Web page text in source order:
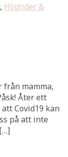
, Högtider &
från mamma,
Åter ett
Covid19 kan
på att inte